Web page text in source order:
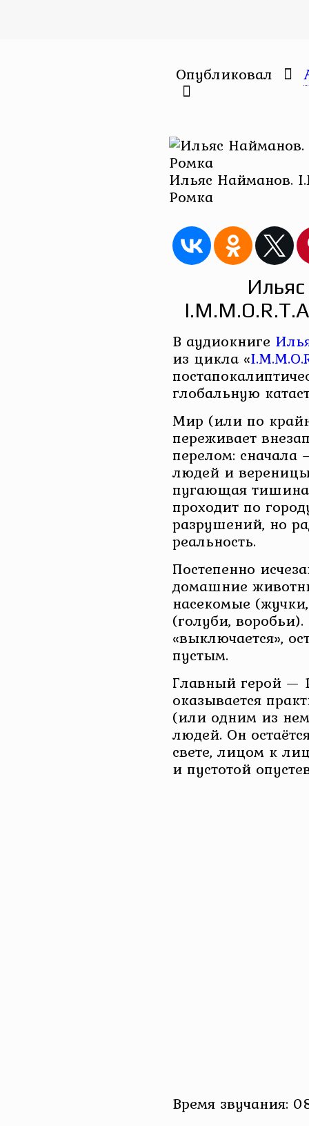
Опубликовал
Ильяс Найманов.
Ромка
В аудиокниге
из цикла «
глобальную
Мир (или по
переживает
перелом: сначала
людей и
пугающая
проходит по
разрушений, но
реальность.
Постепенно
домашние
насекомые
(голуби,
«выключается»,
пустым.
Главный герой —
оказывается
(или одним из
людей. Он
свете, лицом к
и пустотой
Время звучания: